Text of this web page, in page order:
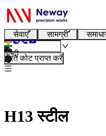
सेवाएं सामग्री
हिन्दी
तुरंत कोट प्राप्त करें
H13 स्टील